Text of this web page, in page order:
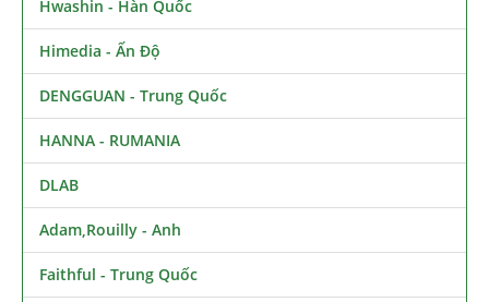
Hwashin - Hàn Quốc
Himedia - Ấn Độ
DENGGUAN - Trung Quốc
HANNA - RUMANIA
DLAB
Adam,Rouilly - Anh
Faithful - Trung Quốc